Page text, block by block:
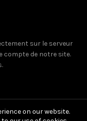
sur le serveur
compte de notre site.
on our website.